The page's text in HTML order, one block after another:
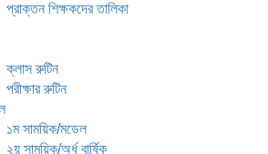
প্রাক্তন শিক্ষকদের তালিকা
ক্লাস রুটিন
পরীক্ষার রুটিন
১ম সাময়িক/মডেল
২য় সাময়িক/অর্ধ বার্ষিক